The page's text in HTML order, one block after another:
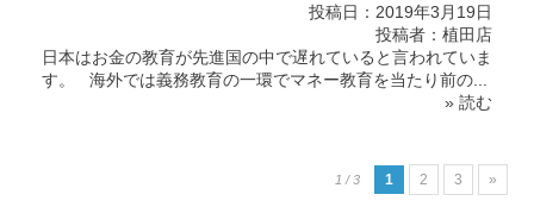
投稿日：2019年3月19日
投稿者：植田店
日本はお金の教育が先進国の中で遅れていると言われていま
す。 海外では義務教育の一環でマネー教育を当たり前の...
» 読む
1 / 3 1 2 3 »